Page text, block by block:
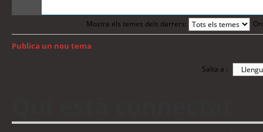
Mostra els temes dels darrers:
Publica un nou tema
Salta a :